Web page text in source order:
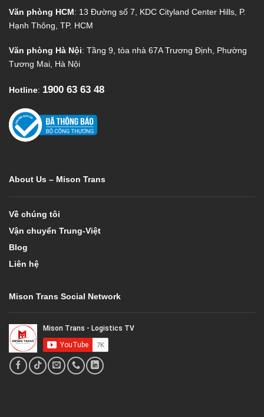
Văn phòng HCM: 13 Đường số 7, KDC Cityland Center Hills, P.
Hạnh Thông, TP. HCM
Văn phòng Hà Nội: Tầng 9, tòa nhà 67A Trương Định, Phường
Tương Mai, Hà Nội
Hotline: 1900 63 63 48
About Us – Mison Trans
Về chúng tôi
Vận chuyển Trung-Việt
Blog
Liên hệ
Mison Trans Social Network